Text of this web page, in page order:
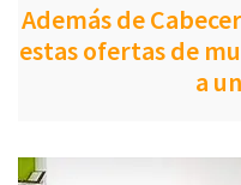
Además de
estas ofertas de
a